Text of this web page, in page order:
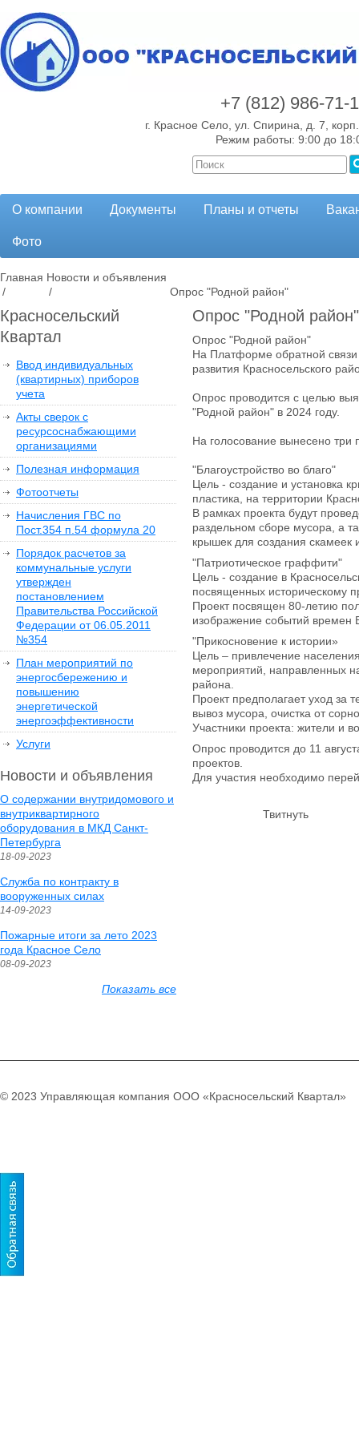
+7 (812) 986-71-
г. Красное Село, ул. Спирина, д. 7,
Режим работы: 9:00 до
О компании Документы Планы и отчеты
Фото
Главная
/
Новости и объявления
/
Опрос "Родной район"
Красносельский
Квартал
Ввод индивидуальных
(квартирных) приборов
учета
Акты сверок с
ресурсоснабжающими
организациями
Полезная информация
Фотоотчеты
Начисления ГВС по
Пост.354 п.54 формула 20
Порядок расчетов за
коммунальные услуги
утвержден
постановлением
Правительства Российской
Федерации от 06.05.2011
№354
План мероприятий по
энергосбережению и
повышению
энергетической
энергоэффективности
Услуги
Новости и объявления
О содержании внутридомового и
внутриквартирного
оборудования в МКД Санкт-
Петербурга
18-09-2023
Служба по контракту в
вооруженных силах
14-09-2023
Пожарные итоги за лето 2023
года Красное Село
08-09-2023
Показать все
Опрос "Родной район"
Опрос "Родной район"
На Платформе обратной
развития Красносельского
Опрос проводится с целью
"Родной район" в 2024 году.
На голосование вынесено три
"Благоустройство во благо"
Цель - создание и установка
пластика, на территории
В рамках проекта будут
раздельном сборе мусора, а
крышек для создания скамеек
"Патриотическое граффити"
Цель - создание в
посвященных историческому
Проект посвящен 80-летию
изображение событий времен
"Прикосновение к истории»
Цель – привлечение
мероприятий, направленных
района.
Проект предполагает уход за
вывоз мусора, очистка от
Участники проекта: жители и
Опрос проводится до 11
проектов.
Для участия необходимо
Твитнуть
© 2023 Управляющая компания ООО «Красносельский Квартал»